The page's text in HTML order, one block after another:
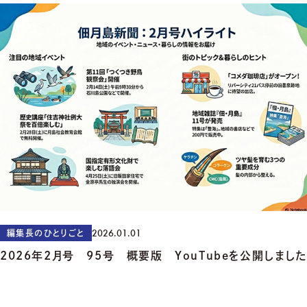
編集長のひとりごと 2026.01.01
2026年2月号 95号 概要版 YouTubeを公開しました